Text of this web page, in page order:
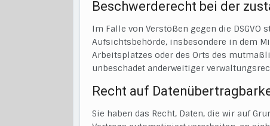
Beschwerderecht bei der
Im Falle von Verstößen gegen die
Aufsichtsbehörde, insbesondere in dem
Arbeitsplatzes oder des Orts des
unbeschadet anderweitiger
Recht auf
Sie haben das Recht, Daten, die wir auf